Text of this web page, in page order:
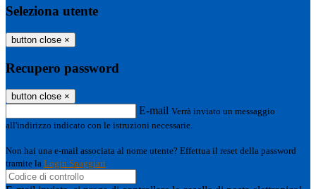
Seleziona utente
button close ×
Recupero password
button close ×
E-mail Verrà inviato un messaggio
all'indirizzo indicato con le istruzioni necessarie.
Non hai una e-mail associata al nome utente? Effettua il reset della password
tramite la Login Spaggiari